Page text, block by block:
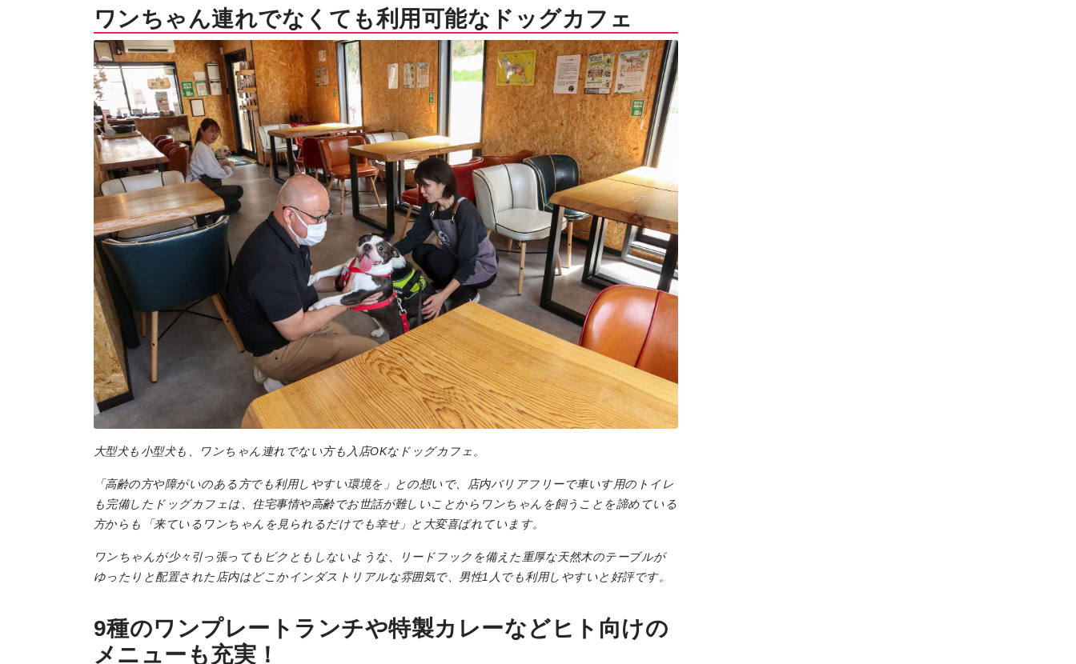
ワンちゃん連れでなくても利用可能なドッグカフェ
大型犬も小型犬も、ワンちゃん連れでない方も入店OKなドッグカフェ。
「高齢の方や障がいのある方でも利用しやすい環境を」との想いで、店内バリアフリーで車いす用のトイレ
も完備したドッグカフェは、住宅事情や高齢でお世話が難しいことからワンちゃんを飼うことを諦めている
方からも「来ているワンちゃんを見られるだけでも幸せ」と大変喜ばれています。
ワンちゃんが少々引っ張ってもビクともしないような、リードフックを備えた重厚な天然木のテーブルが
ゆったりと配置された店内はどこかインダストリアルな雰囲気で、男性1人でも利用しやすいと好評です。
9種のワンプレートランチや特製カレーなどヒト向けの
メニューも充実！